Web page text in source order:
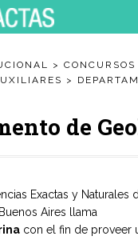
> CONCURSOS
>
de
Exactas y Naturales
Aires llama
con el fin de proveer